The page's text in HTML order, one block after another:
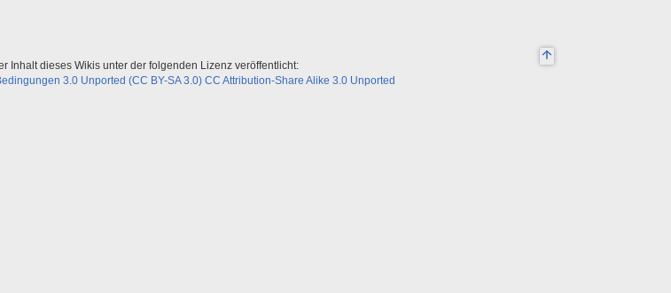
Inhalt dieses Wikis unter der folgenden Lizenz veröffentlicht:
3.0 Unported (CC BY-SA 3.0) CC Attribution-Share Alike 3.0 Unported